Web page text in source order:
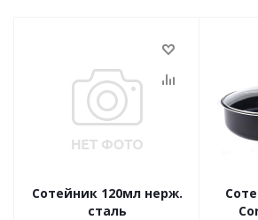
Сотейник 120мл нерж.
сталь